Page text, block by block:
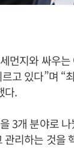
먼지와 싸우
고 있다”며 “
다.
3개 분야로
관리하는 것을